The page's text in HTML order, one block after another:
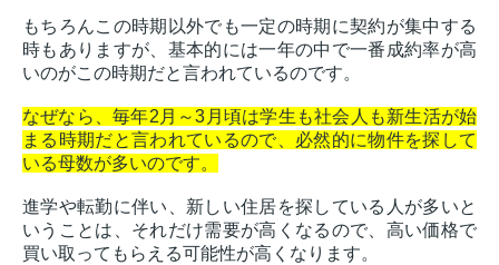
もちろんこの時期以外でも一定の時期に契約が集中する
時もありますが、基本的には一年の中で一番成約率が高
いのがこの時期だと言われているのです。
なぜなら、毎年2月～3月頃は学生も社会人も新生活が始
まる時期だと言われているので、必然的に物件を探して
いる母数が多いのです。
進学や転勤に伴い、新しい住居を探している人が多いと
いうことは、それだけ需要が高くなるので、高い価格で
買い取ってもらえる可能性が高くなります。